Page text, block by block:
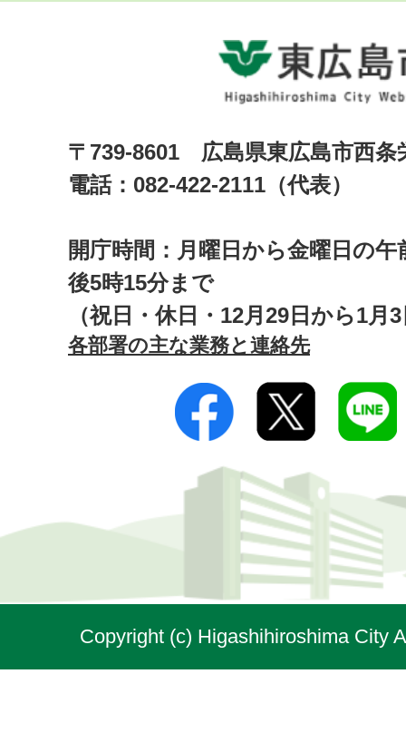
〒739-8601 広島県東広島市西
電話：082-422-2111（代表）
開庁時間：月曜日から金曜日の午
後5時15分まで
（祝日・休日・12月29日から1月
各部署の主な業務と連絡先
Copyright (c) Higashihiroshima City